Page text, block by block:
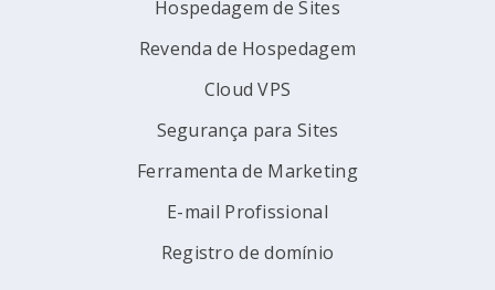
Hospedagem de Sites
Revenda de Hospedagem
Cloud VPS
Segurança para Sites
Ferramenta de Marketing
E-mail Profissional
Registro de domínio